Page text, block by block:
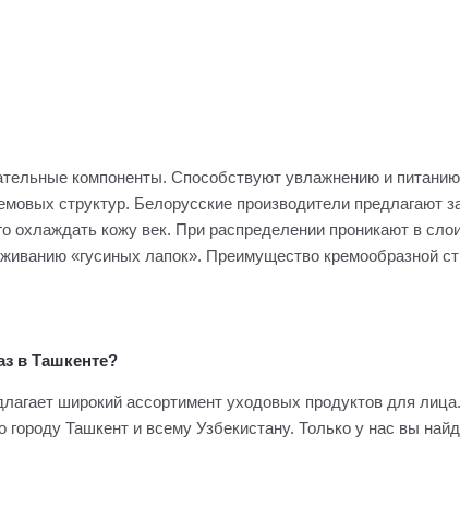
компоненты. Способствуют увлажнению и
структур. Белорусские производители предлагают
охлаждать кожу век. При распределении проникают в
«гусиных лапок». Преимущество кремообразной
в Ташкенте?
широкий ассортимент уходовых продуктов для
Ташкент и всему Узбекистану. Только у нас вы